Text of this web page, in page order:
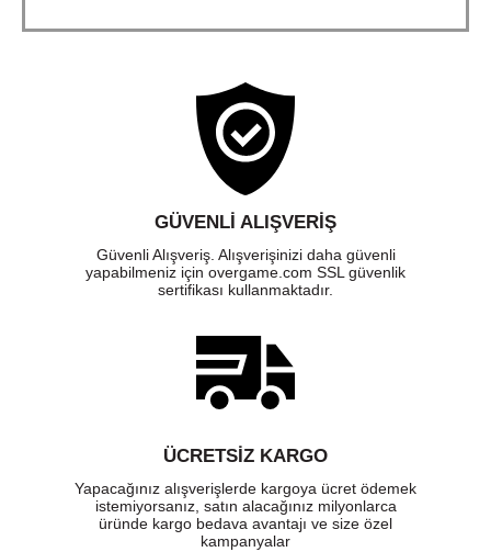
GÜVENLI ALIŞVERIŞ
Güvenli Alışveriş. Alışverişinizi daha güvenli
yapabilmeniz için overgame.com SSL güvenlik
sertifikası kullanmaktadır.
ÜCRETSIZ KARGO
Yapacağınız alışverişlerde kargoya ücret ödemek
istemiyorsanız, satın alacağınız milyonlarca
üründe kargo bedava avantajı ve size özel
kampanyalar